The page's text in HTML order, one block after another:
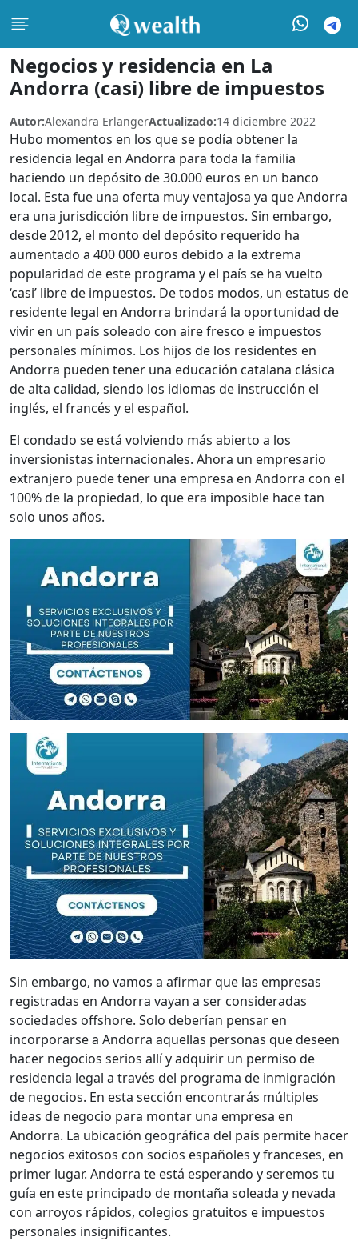
Negocios y residencia en La
Andorra (casi) libre de impuestos
Autor:Alexandra ErlangerActualizado:14 diciembre 2022
Hubo momentos en los que se podía obtener la
residencia legal en Andorra para toda la familia
haciendo un depósito de 30.000 euros en un banco
local. Esta fue una oferta muy ventajosa ya que Andorra
era una jurisdicción libre de impuestos. Sin embargo,
desde 2012, el monto del depósito requerido ha
aumentado a 400 000 euros debido a la extrema
popularidad de este programa y el país se ha vuelto
‘casi’ libre de impuestos. De todos modos, un estatus de
residente legal en Andorra brindará la oportunidad de
vivir en un país soleado con aire fresco e impuestos
personales mínimos. Los hijos de los residentes en
Andorra pueden tener una educación catalana clásica
de alta calidad, siendo los idiomas de instrucción el
inglés, el francés y el español.
El condado se está volviendo más abierto a los
inversionistas internacionales. Ahora un empresario
extranjero puede tener una empresa en Andorra con el
100% de la propiedad, lo que era imposible hace tan
solo unos años.
Sin embargo, no vamos a afirmar que las empresas
registradas en Andorra vayan a ser consideradas
sociedades offshore. Solo deberían pensar en
incorporarse a Andorra aquellas personas que deseen
hacer negocios serios allí y adquirir un permiso de
residencia legal a través del programa de inmigración
de negocios. En esta sección encontrarás múltiples
ideas de negocio para montar una empresa en
Andorra. La ubicación geográfica del país permite hacer
negocios exitosos con socios españoles y franceses, en
primer lugar. Andorra te está esperando y seremos tu
guía en este principado de montaña soleada y nevada
con arroyos rápidos, colegios gratuitos e impuestos
personales insignificantes.